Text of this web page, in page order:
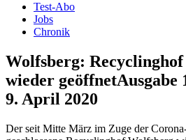
Test-Abo
Jobs
Chronik
Wolfsberg:
wieder geöffnetAusgabe
9. April 2020
Der seit Mitte März im Zuge der